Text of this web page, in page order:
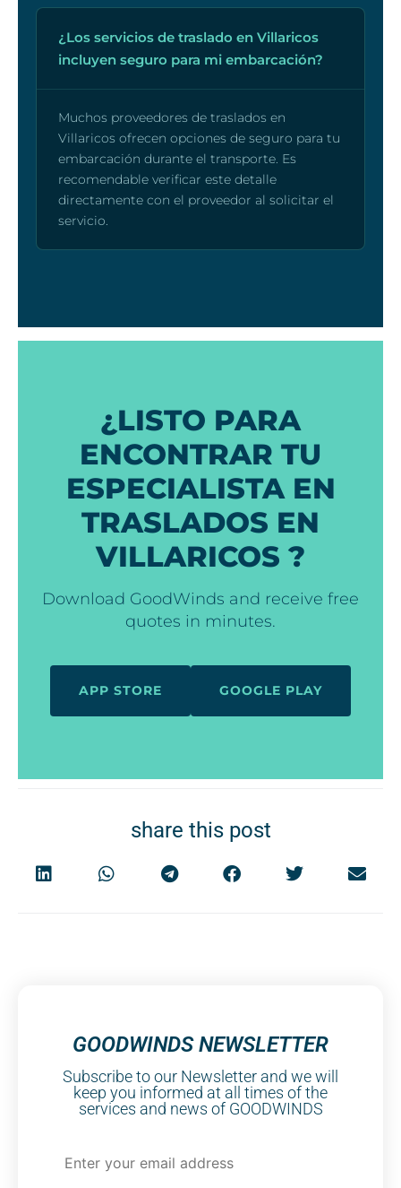
¿Los servicios de traslado en Villaricos
incluyen seguro para mi embarcación?
Muchos proveedores de traslados en
Villaricos ofrecen opciones de seguro para tu
embarcación durante el transporte. Es
recomendable verificar este detalle
directamente con el proveedor al solicitar el
servicio.
¿LISTO PARA
ENCONTRAR TU
ESPECIALISTA EN
TRASLADOS EN
VILLARICOS ?
Download GoodWinds and receive free
quotes in minutes.
APP STORE GOOGLE PLAY
share this post
GOODWINDS NEWSLETTER
Subscribe to our Newsletter and we will
keep you informed at all times of the
services and news of GOODWINDS